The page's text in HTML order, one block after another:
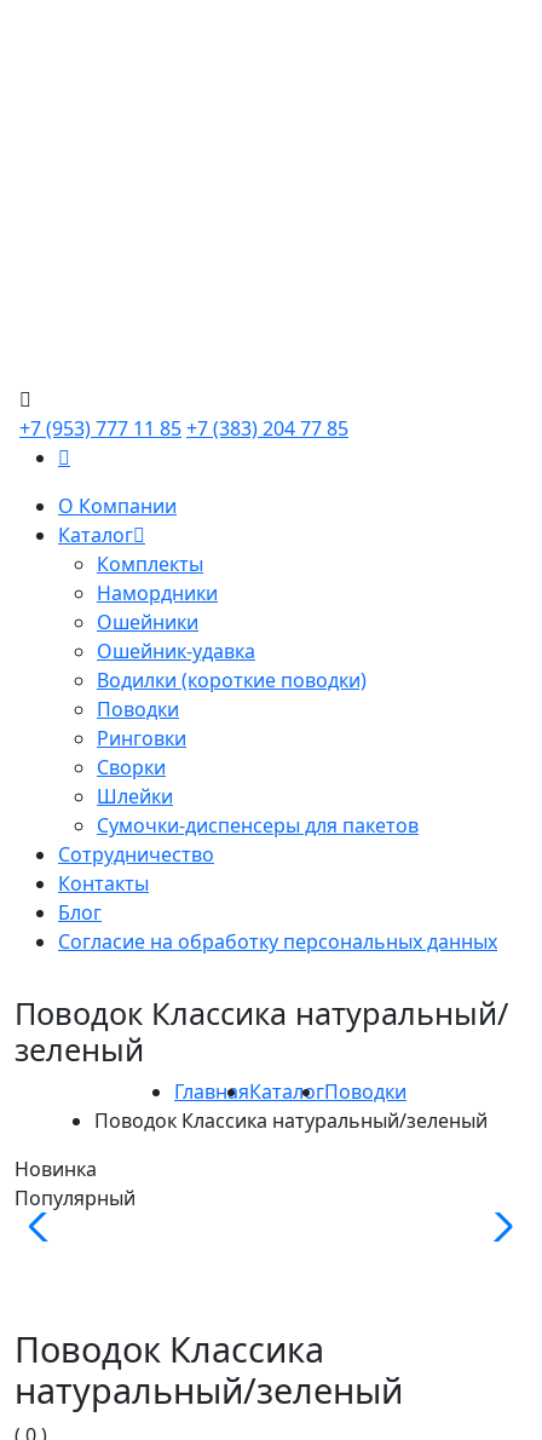
+7 (953) 777 11 85+7 (383) 204 77 85
О Компании
Каталог
Комплекты
Намордники
Ошейники
Ошейник-удавка
Водилки (короткие поводки)
Поводки
Ринговки
Сворки
Шлейки
Сумочки-диспенсеры для пакетов
Сотрудничество
Контакты
Блог
Согласие на обработку персональных данных
Поводок Классика натуральный/
зеленый
ГлавнаяКаталогПоводки
Поводок Классика натуральный/зеленый
Новинка
Популярный
Поводок Классика
натуральный/зеленый